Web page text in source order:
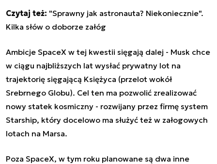
Czytaj też: "Sprawny jak astronauta? Niekoniecznie".
Kilka słów o doborze załóg
Ambicje SpaceX w tej kwestii sięgają dalej - Musk chce
w ciągu najbliższych lat wysłać prywatny lot na
trajektorię sięgającą Księżyca (przelot wokół
Srebrnego Globu). Cel ten ma pozwolić zrealizować
nowy statek kosmiczny - rozwijany przez firmę system
Starship, który docelowo ma służyć też w załogowych
lotach na Marsa.
Poza SpaceX, w tym roku planowane są dwa inne